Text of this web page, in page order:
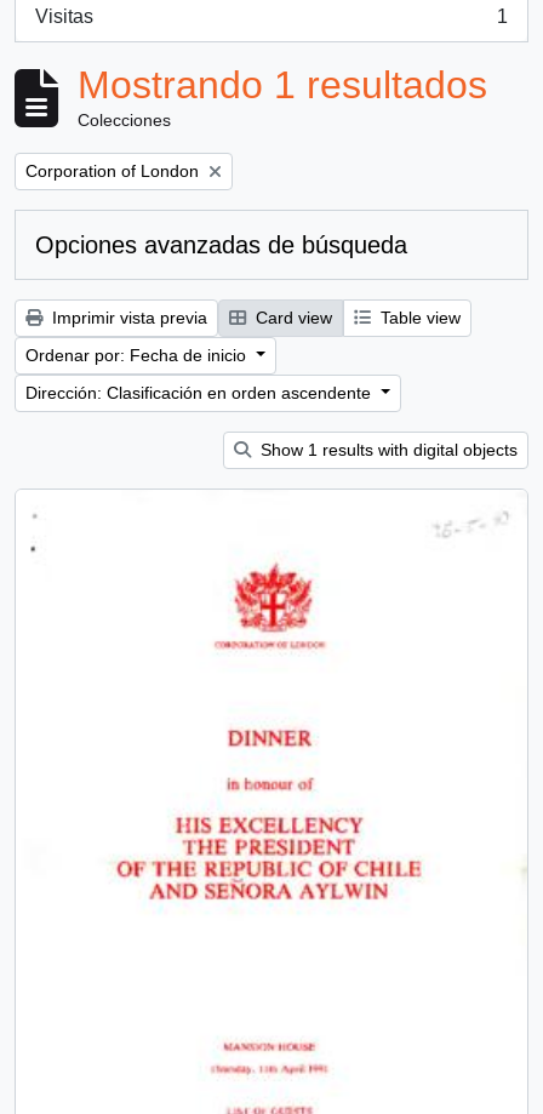
Visitas
, 1 resultados
1
Mostrando 1 resultados
Colecciones
Remove filter:
Corporation of London
Opciones avanzadas de búsqueda
Imprimir vista previa Card view
Table view
Ordenar por: Fecha de inicio
Dirección: Clasificación en orden ascendente
Show 1 results with digital objects